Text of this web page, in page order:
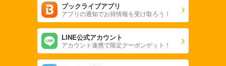
ブックライブアプリ
アプリの通知でお得情報を受け取ろう！
LINE公式アカウント
アカウント連携で限定クーポンゲット！